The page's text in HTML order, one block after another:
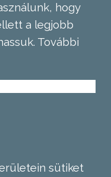
hogy
a legjobb
További
sütiket